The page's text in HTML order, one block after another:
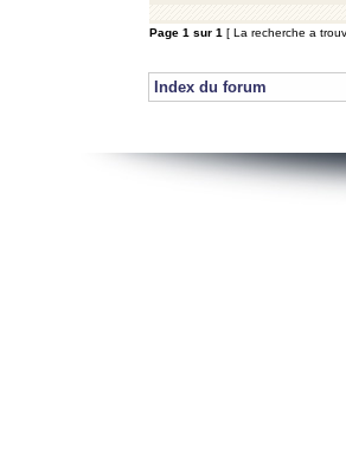
Page 1 sur 1 [ La recherche a
Index du forum